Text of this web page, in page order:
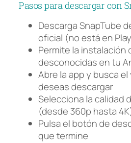
Pasos para descargar con
Descarga SnapTube
oficial (no está en
Permite la instalación
desconocidas en tu
Abre la app y busca
deseas descargar
Selecciona la calidad
(desde 360p hasta
Pulsa el botón de
que termine